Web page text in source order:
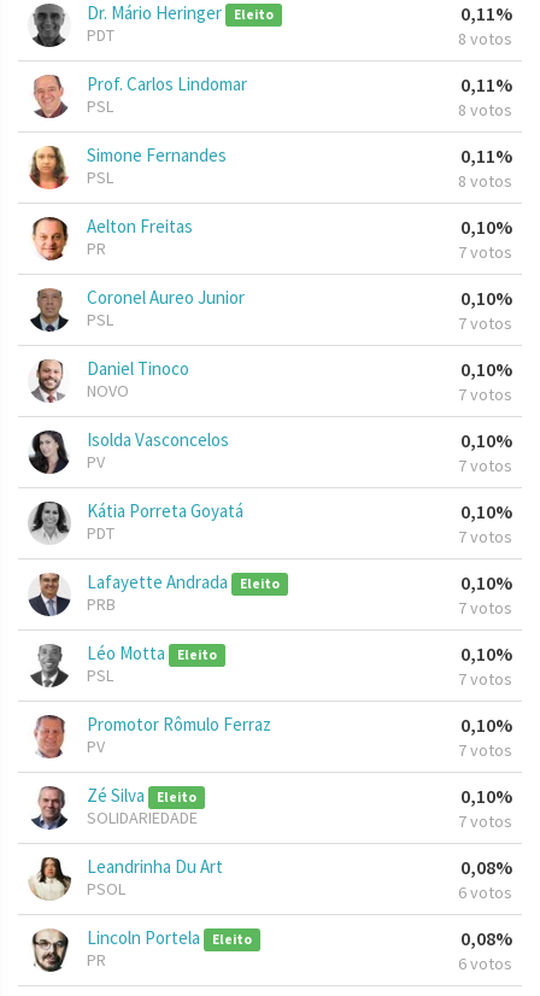
Dr. Mário Heringer Eleito
PDT
0,11%
8 votos
Prof. Carlos Lindomar
PSL
0,11%
8 votos
Simone Fernandes
PSL
0,11%
8 votos
Aelton Freitas
PR
0,10%
7 votos
Coronel Aureo Junior
PSL
0,10%
7 votos
Daniel Tinoco
NOVO
0,10%
7 votos
Isolda Vasconcelos
PV
0,10%
7 votos
Kátia Porreta Goyatá
PDT
0,10%
7 votos
Lafayette Andrada Eleito
PRB
0,10%
7 votos
Léo Motta Eleito
PSL
0,10%
7 votos
Promotor Rômulo Ferraz
PV
0,10%
7 votos
Zé Silva Eleito
SOLIDARIEDADE
0,10%
7 votos
Leandrinha Du Art
PSOL
0,08%
6 votos
Lincoln Portela Eleito
PR
0,08%
6 votos